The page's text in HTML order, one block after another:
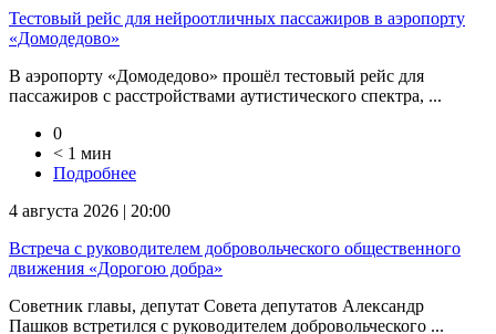
Тестовый рейс для нейроотличных пассажиров в аэропорту
«Домодедово»
В аэропорту «Домодедово» прошёл тестовый рейс для
пассажиров с расстройствами аутистического спектра, ...
0
< 1 мин
Подробнее
4 августа 2026 | 20:00
Встреча с руководителем добровольческого общественного
движения «Дорогою добра»
Советник главы, депутат Совета депутатов Александр
Пашков встретился с руководителем добровольческого ...